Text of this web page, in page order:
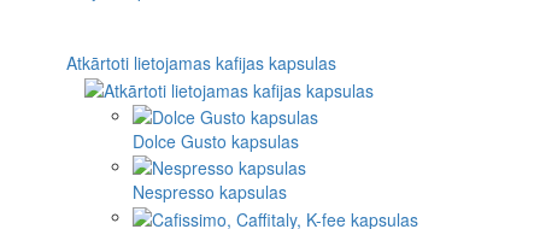
Atkārtoti lietojamas kafijas kapsulas
Dolce Gusto kapsulas
Nespresso kapsulas